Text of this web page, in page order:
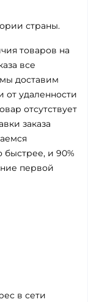
страны.
товаров на
все
доставим
от удаленности
отсутствует
заказа
быстрее, и 90%
первой
в сети